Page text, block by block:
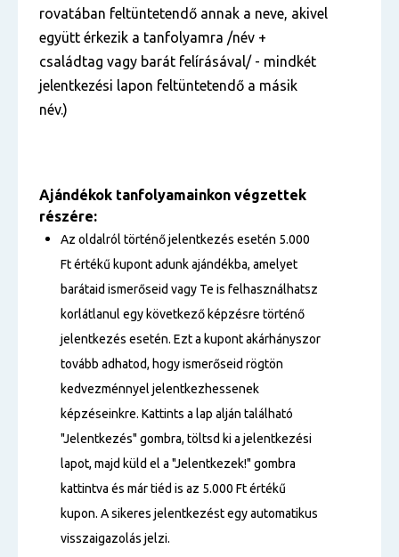
rovatában feltüntetendő annak a neve, akivel
együtt érkezik a tanfolyamra /név +
családtag vagy barát felírásával/ - mindkét
jelentkezési lapon feltüntetendő a másik
név.)
Ajándékok tanfolyamainkon végzettek
részére:
Az oldalról történő jelentkezés esetén 5.000
Ft értékű kupont adunk ajándékba, amelyet
barátaid ismerőseid vagy Te is felhasználhatsz
korlátlanul egy következő képzésre történő
jelentkezés esetén. Ezt a kupont akárhányszor
tovább adhatod, hogy ismerőseid rögtön
kedvezménnyel jelentkezhessenek
képzéseinkre. Kattints a lap alján található
"Jelentkezés" gombra, töltsd ki a jelentkezési
lapot, majd küld el a "Jelentkezek!" gombra
kattintva és már tiéd is az 5.000 Ft értékű
kupon. A sikeres jelentkezést egy automatikus
visszaigazolás jelzi.